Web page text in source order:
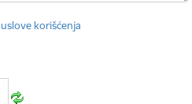
uslove korišćenja